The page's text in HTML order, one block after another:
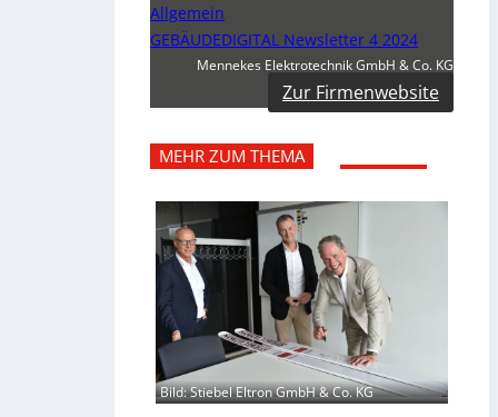
Allgemein
GEBÄUDEDIGITAL Newsletter 4 2024
Mennekes Elektrotechnik GmbH & Co. KG
Zur Firmenwebsite
MEHR ZUM THEMA
Bild: Stiebel Eltron GmbH & Co. KG